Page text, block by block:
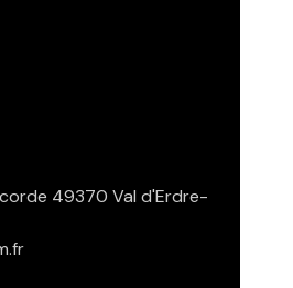
49370 Val d'Erdre-